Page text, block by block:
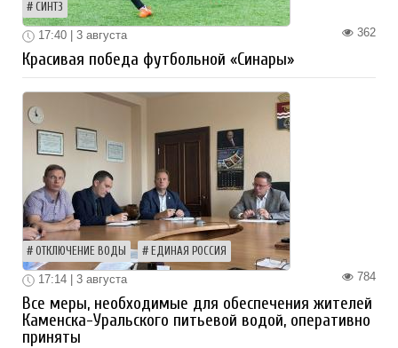
СИНТЗ
362
17:40 | 3 августа
Красивая победа футбольной «Синары»
ОТКЛЮЧЕНИЕ ВОДЫ ЕДИНАЯ РОССИЯ
784
17:14 | 3 августа
Все меры, необходимые для обеспечения жителей
Каменска-Уральского питьевой водой, оперативно
приняты